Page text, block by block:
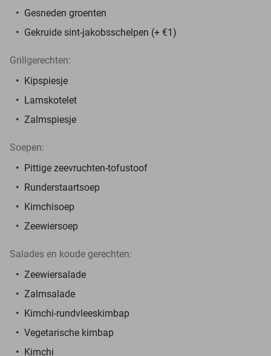
Gesneden groenten
Gekruide sint-jakobsschelpen (+ €1)
Grillgerechten:
Kipspiesje
Lamskotelet
Zalmspiesje
Soepen:
Pittige zeevruchten-tofustoof
Runderstaartsoep
Kimchisoep
Zeewiersoep
Salades en koude gerechten:
Zeewiersalade
Zalmsalade
Kimchi-rundvleeskimbap
Vegetarische kimbap
Kimchi